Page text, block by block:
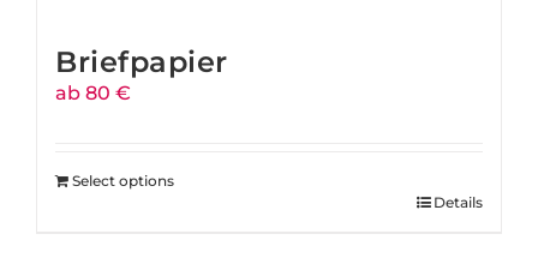
Briefpapier
ab 80 €
Select options
Details